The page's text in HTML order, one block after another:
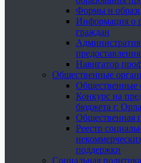
Формы и
Информация о
граждан
Навигатор
Общественные
Общественные
Конкурс на
бюджета г.
Общественная
Реестр
поддержки
Социальная политика